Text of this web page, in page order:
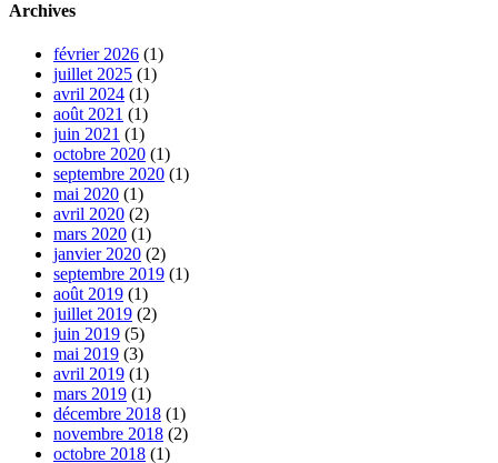
Archives
février 2026 (1)
juillet 2025 (1)
avril 2024 (1)
août 2021 (1)
juin 2021 (1)
octobre 2020 (1)
septembre 2020 (1)
mai 2020 (1)
avril 2020 (2)
mars 2020 (1)
janvier 2020 (2)
septembre 2019 (1)
août 2019 (1)
juillet 2019 (2)
juin 2019 (5)
mai 2019 (3)
avril 2019 (1)
mars 2019 (1)
décembre 2018 (1)
novembre 2018 (2)
octobre 2018 (1)